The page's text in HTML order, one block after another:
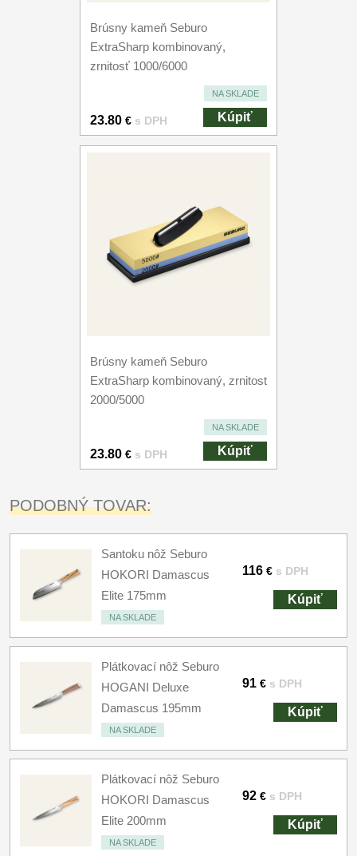
Brúsny kameň Seburo
ExtraSharp kombinovaný,
zrnitosť 1000/6000
NA SKLADE
23.80 € s DPH Kúpiť
Brúsny kameň Seburo
ExtraSharp kombinovaný, zrnitost
2000/5000
NA SKLADE
23.80 € s DPH Kúpiť
PODOBNÝ TOVAR:
Santoku nôž Seburo
HOKORI Damascus
Elite 175mm
NA SKLADE
116 € s DPH
Kúpiť
Plátkovací nôž Seburo
HOGANI Deluxe
Damascus 195mm
NA SKLADE
91 € s DPH
Kúpiť
Plátkovací nôž Seburo
HOKORI Damascus
Elite 200mm
NA SKLADE
92 € s DPH
Kúpiť